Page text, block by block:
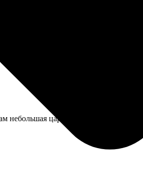
— при сборке пришлось
небольшая царапинка сбоку. Ну, муж